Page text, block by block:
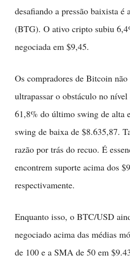
desafiando a pressão baixista
(BTG). O ativo cripto subiu
negociada em $9,45.
Os compradores de Bitcoin não
ultrapassar o obstáculo no
61,8% do último swing de alta
swing de baixa de $8.635,87.
razão por trás do recuo. É
encontrem suporte acima dos
respectivamente.
Enquanto isso, o BTC/USD
negociado acima das médias
de 100 e a SMA de 50 em